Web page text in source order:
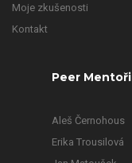
Moje zkušenosti
Kontakt
Peer Mentoři
Aleš Černohous
Erika Trousilová